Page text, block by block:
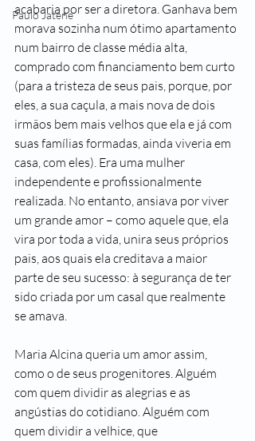
Paulo Jatene
acabaria por ser a diretora. Ganhava bem
morava sozinha num ótimo apartamento
num bairro de classe média alta,
comprado com financiamento bem curto
(para a tristeza de seus pais, porque, por
eles, a sua caçula, a mais nova de dois
irmãos bem mais velhos que ela e já com
suas famílias formadas, ainda viveria em
casa, com eles). Era uma mulher
independente e profissionalmente
realizada. No entanto, ansiava por viver
um grande amor – como aquele que, ela
vira por toda a vida, unira seus próprios
pais, aos quais ela creditava a maior
parte de seu sucesso: à segurança de ter
sido criada por um casal que realmente
se amava.
Maria Alcina queria um amor assim,
como o de seus progenitores. Alguém
com quem dividir as alegrias e as
angústias do cotidiano. Alguém com
quem dividir a velhice, que